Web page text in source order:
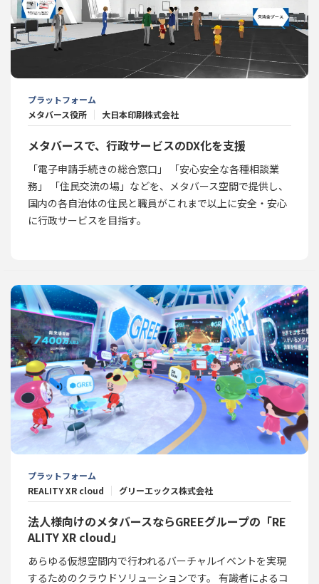
プラットフォーム
メタバース役所
大日本印刷株式会社
メタバースで、行政サービスのDX化を支援
「電子申請手続きの総合窓口」 「安心安全な各種相談業
務」 「住民交流の場」などを、メタバース空間で提供し、
国内の各自治体の住民と職員がこれまで以上に安全・安心
に行政サービスを目指す。
プラットフォーム
REALITY XR cloud
グリーエックス株式会社
法人様向けのメタバースならGREEグループの「RE
ALITY XR cloud」
あらゆる仮想空間内で行われるバーチャルイベントを実現
するためのクラウドソリューションです。 有識者によるコ